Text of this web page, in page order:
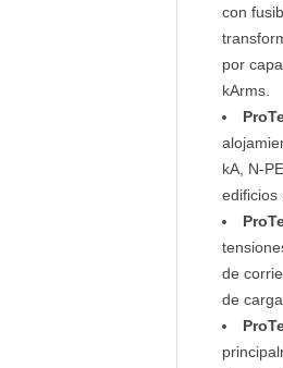
con
por
kArms.
kA, N-
edificios
de
de